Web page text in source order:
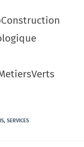
, SERVICES